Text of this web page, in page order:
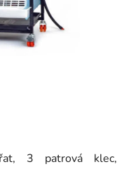
3 patrová klec,